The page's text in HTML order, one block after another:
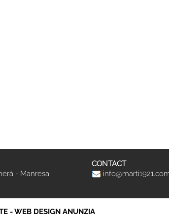
- Manresa
CONTACT
-WEB DESIGN ANUNZIA